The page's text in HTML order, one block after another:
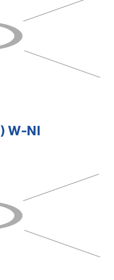
W-NI